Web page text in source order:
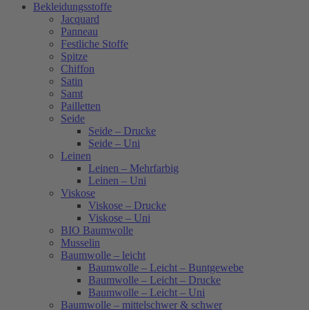
Bekleidungsstoffe
Jacquard
Panneau
Festliche Stoffe
Spitze
Chiffon
Satin
Samt
Pailletten
Seide
Seide – Drucke
Seide – Uni
Leinen
Leinen – Mehrfarbig
Leinen – Uni
Viskose
Viskose – Drucke
Viskose – Uni
BIO Baumwolle
Musselin
Baumwolle – leicht
Baumwolle – Leicht – Buntgewebe
Baumwolle – Leicht – Drucke
Baumwolle – Leicht – Uni
Baumwolle – mittelschwer & schwer